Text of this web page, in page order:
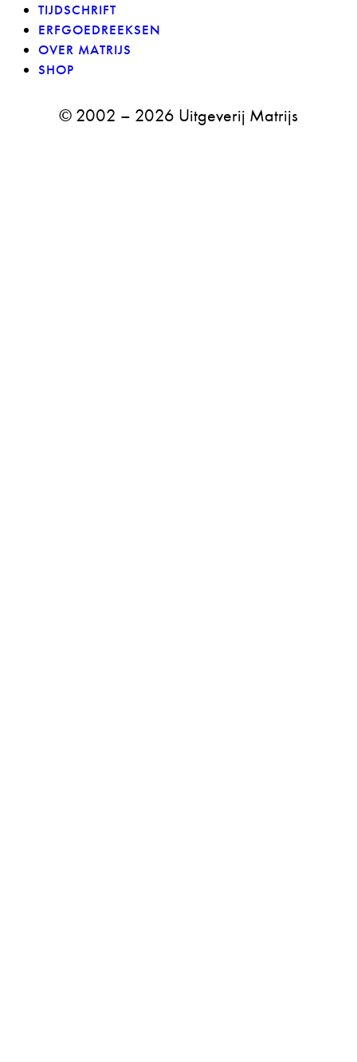
TIJDSCHRIFT
ERFGOEDREEKSEN
OVER MATRIJS
SHOP
facebook-
instagram© 2002 – 2026 Uitgeverij Matrijs